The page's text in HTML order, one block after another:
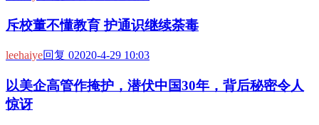
斥校董不懂教育 护通识继续荼毒
leehaiye回复 02020-4-29 10:03
以美企高管作掩护，潜伏中国30年，背后秘密令人
惊讶